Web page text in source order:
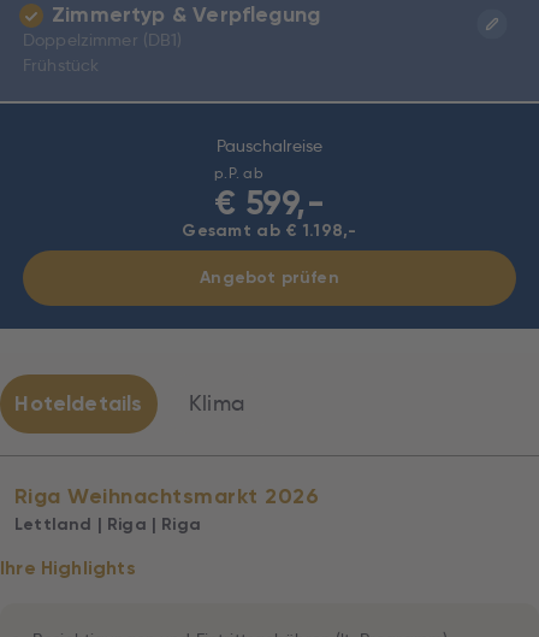
Pauschalreise
p.P. ab
€ 599,-
Gesamt ab € 1.198,-
Angebot prüfen
Zimmertyp & Verpflegung
Doppelzimmer (DB1)
Frühstück
Hoteldetails Klima
Riga Weihnachtsmarkt 2026
Lettland | Riga | Riga
Ihre Highlights